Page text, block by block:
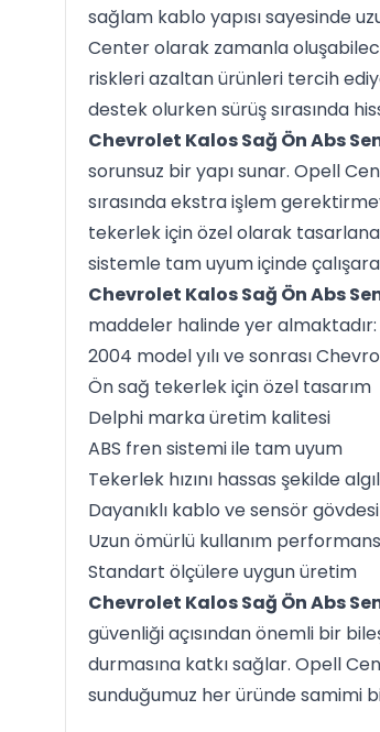
sağlam kablo yapısı sayesinde
Center olarak zamanla
riskleri azaltan ürünleri tercih
destek olurken sürüş sırasında
Chevrolet Kalos Sağ Ön Abs
sorunsuz bir yapı sunar. Opell
sırasında ekstra işlem
tekerlek için özel olarak
sistemle tam uyum içinde
Chevrolet Kalos Sağ Ön Abs
maddeler halinde yer almaktadır:
2004 model yılı ve sonrası
Ön sağ tekerlek için özel tasarım
Delphi marka üretim kalitesi
ABS fren sistemi ile tam uyum
Tekerlek hızını hassas şekilde
Dayanıklı kablo ve sensör gövdesi
Uzun ömürlü kullanım
Standart ölçülere uygun üretim
Chevrolet Kalos Sağ Ön Abs
güvenliği açısından önemli bir
durmasına katkı sağlar. Opell
sunduğumuz her üründe samimi